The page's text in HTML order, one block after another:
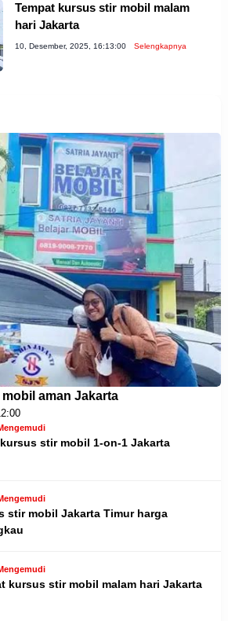
Tempat kursus stir mobil malam
hari Jakarta
10, Desember, 2025, 16:13:00 Selengkapnya
aman Jakarta
stir mobil 1-on-1 Jakarta
stir mobil Jakarta Timur harga
kursus stir mobil malam hari Jakarta